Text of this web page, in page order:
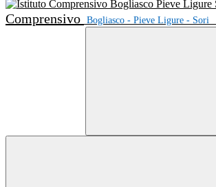
Comprensivo Bogliasco - Pieve Ligure - Sori